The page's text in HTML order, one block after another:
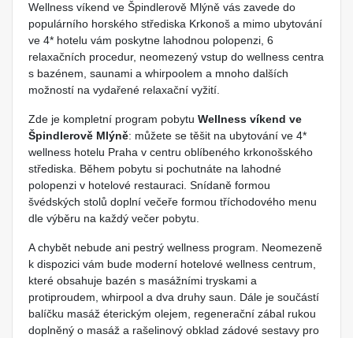
Wellness víkend ve Špindlerově Mlýně vás zavede do
populárního horského střediska Krkonoš a mimo ubytování
ve 4* hotelu vám poskytne lahodnou polopenzi, 6
relaxačních procedur, neomezený vstup do wellness centra
s bazénem, saunami a whirpoolem a mnoho dalších
možností na vydařené relaxační vyžití.
Zde je kompletní program pobytu Wellness víkend ve
Špindlerově Mlýně: můžete se těšit na ubytování ve 4*
wellness hotelu Praha v centru oblíbeného krkonošského
střediska. Během pobytu si pochutnáte na lahodné
polopenzi v hotelové restauraci. Snídaně formou
švédských stolů doplní večeře formou tříchodového menu
dle výběru na každý večer pobytu.
A chybět nebude ani pestrý wellness program. Neomezeně
k dispozici vám bude moderní hotelové wellness centrum,
které obsahuje bazén s masážními tryskami a
protiproudem, whirpool a dva druhy saun. Dále je součástí
balíčku masáž éterickým olejem, regenerační zábal rukou
doplněný o masáž a rašelinový obklad zádové sestavy pro